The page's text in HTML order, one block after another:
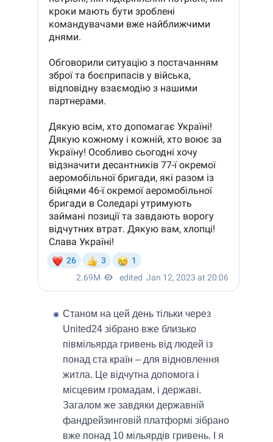
Станом на цей день тільки через
United24 зібрано вже близько
півмільярда гривень від людей із
понад ста країн – для відновлення
житла. Це відчутна допомога і
місцевим громадам, і державі.
Загалом же завдяки державній
фандрейзинговій платформі зібрано
вже понад 10 мільярдів гривень. І я